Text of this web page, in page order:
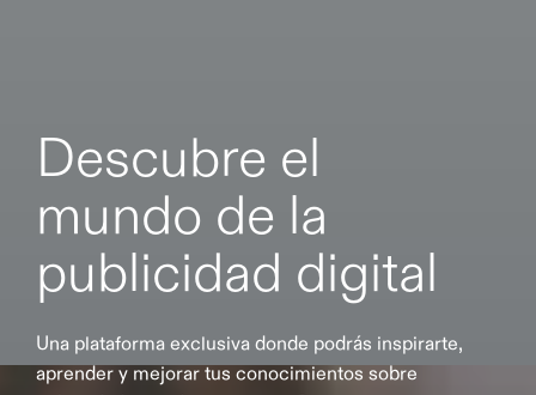
Descubre el
mundo de la
publicidad digital
Una plataforma exclusiva donde podrás inspirarte,
aprender y mejorar tus conocimientos sobre